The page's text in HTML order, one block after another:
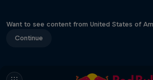
Want to see content from United States of
Continue